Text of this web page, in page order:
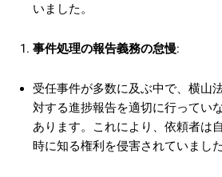
いました。
事件処理の報告義務の怠慢:
受任事件が多数に及ぶ中で、横山
対する進捗報告を適切に行ってい
あります。これにより、依頼者は
時に知る権利を侵害されていました